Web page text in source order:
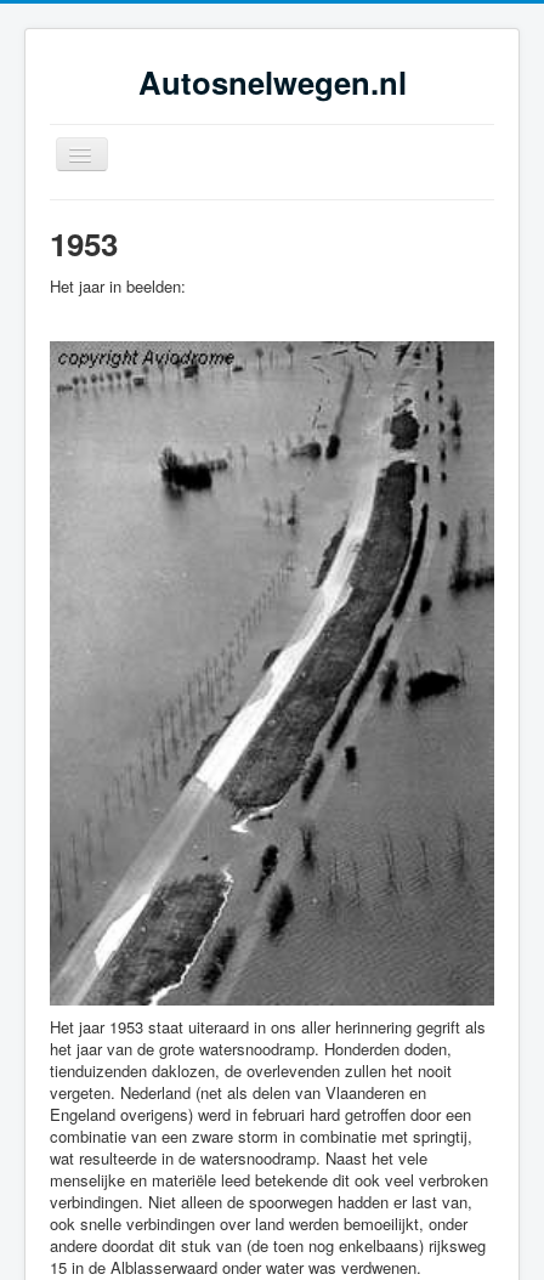
Autosnelwegen.nl
Toggle
Navigation
Geschiedenis
Netwerkontwikkeling
Dossiers
Tijdsbeelden
Foto-galerie
1953
Het jaar in beelden:
Het jaar 1953 staat uiteraard in ons aller herinnering gegrift als
het jaar van de grote watersnoodramp. Honderden doden,
tienduizenden daklozen, de overlevenden zullen het nooit
vergeten. Nederland (net als delen van Vlaanderen en
Engeland overigens) werd in februari hard getroffen door een
combinatie van een zware storm in combinatie met springtij,
wat resulteerde in de watersnoodramp. Naast het vele
menselijke en materiële leed betekende dit ook veel verbroken
verbindingen. Niet alleen de spoorwegen hadden er last van,
ook snelle verbindingen over land werden bemoeilijkt, onder
andere doordat dit stuk van (de toen nog enkelbaans) rijksweg
15 in de Alblasserwaard onder water was verdwenen.